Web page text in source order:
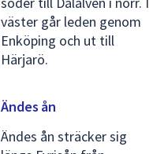
väster går leden genom
Enköping och ut till
Härjarö.
Ändes ån
Ändes ån sträcker sig